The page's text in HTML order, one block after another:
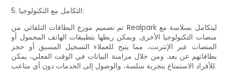
5. التكامل مع التكنولوجيا:
تم تصميم موزع البطاقات التلقائي من Realpark ليتكامل بسلاسة مع
منصات التكنولوجيا الأخرى. ويمكن ربطها بتطبيقات الهاتف المحمول أو
المنصات عبر الإنترنت، مما يتيح للعملاء التسجيل المسبق أو حجز
بطاقاتهم عن بعد. ومن خلال مزامنة البيانات في الوقت الفعلي، يمكن
للأفراد الاستمتاع بتجربة سلسة، والوصول إلى الخدمات دون أي متاعب.